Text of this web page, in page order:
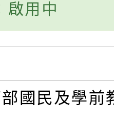
啟用中
國民及學前